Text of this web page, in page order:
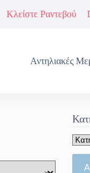
Κλείστε Ραντεβού
Αντηλιακές